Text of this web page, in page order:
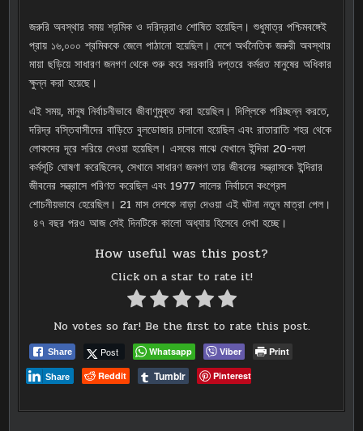
জরুরি অবস্থার সময় শ্রমিক ও দরিদ্ররাও শোষিত হয়েছিল। শুধুমাত্র পশ্চিমবঙ্গেই
প্রায় ১৬,০০০ শ্রমিককে জেলে পাঠানো হয়েছিল। দেশে অর্থনৈতিক জরুরী অবস্থার
মায়া ছড়িয়ে সাধারণ জনগণ থেকে শুরু করে সরকারি দপ্তরে কর্মরত মানুষের অধিকার
ক্ষুন্ন করা হয়েছে।
এই সময়, মানুষ নির্বাচনীভাবে জীবাণুমুক্ত করা হয়েছিল। দিল্লিকে পরিচ্ছন্ন করতে,
দরিদ্র বস্তিবাসীদের বাড়িতে বুলডোজার চালানো হয়েছিল এবং রাতারাতি শহর থেকে
লোকদের দূরে সরিয়ে দেওয়া হয়েছিল। এসবের মাঝে যেখানে ইন্দিরা 20-দফা
কর্মসূচি ঘোষণা করেছিলেন, সেখানে সাধারণ জনগণ তার জীবনের সন্ত্রাসকে ইন্দিরার
জীবনের সন্ত্রাসে পরিণত করেছিল এবং 1977 সালের নির্বাচনে কংগ্রেস
শোচনীয়ভাবে হেরেছিল। 21 মাস দেশকে নাড়া দেওয়া এই ঘটনা নতুন মাত্রা পেল।
৪৭ বছর পরও আজ সেই দিনটিকে কালো অধ্যায় হিসেবে দেখা হচ্ছে।
How useful was this post?
Click on a star to rate it!
No votes so far! Be the first to rate this post.
Share Post Whatsapp Viber
Print
Reddit
Tumblr Pinterest
Share